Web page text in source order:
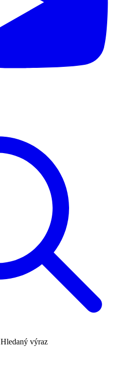
Hledaný výraz